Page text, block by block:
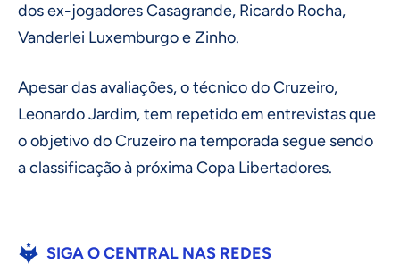
dos ex-jogadores Casagrande, Ricardo Rocha,
Vanderlei Luxemburgo e Zinho.
Apesar das avaliações, o técnico do Cruzeiro,
Leonardo Jardim, tem repetido em entrevistas que
o objetivo do Cruzeiro na temporada segue sendo
a classificação à próxima Copa Libertadores.
SIGA O CENTRAL NAS REDES